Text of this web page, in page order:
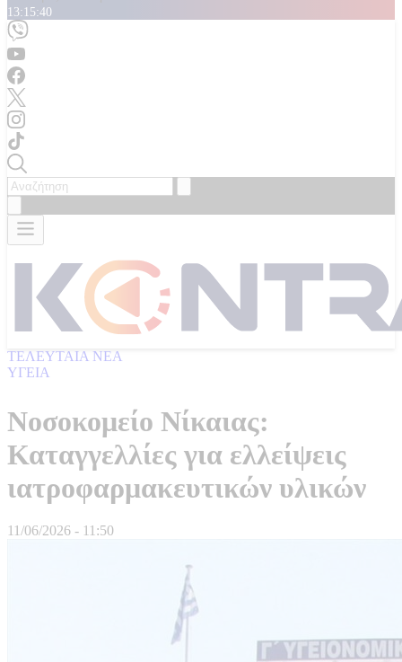
13:15:42
ΤΕΛΕΥΤΑΙΑ ΝΕΑ
ΥΓΕΙΑ
Νοσοκομείο Νίκαιας:
Καταγγελλίες για ελλείψεις
ιατροφαρμακευτικών υλικών
11/06/2026 - 11:50